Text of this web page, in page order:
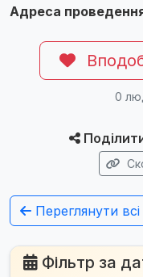
Адреса
0
Переглянути
Фільтр за